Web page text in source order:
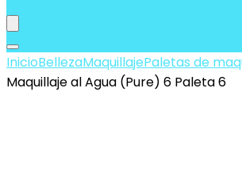
InicioBellezaMaquillajePaletas de
Maquillaje al Agua (Pure) 6 Paleta 6